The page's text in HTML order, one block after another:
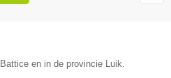
en in de provincie Luik.